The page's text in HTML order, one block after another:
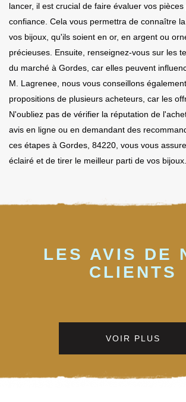
lancer, il est crucial de faire évaluer vos
confiance. Cela vous permettra de connaître
vos bijoux, qu'ils soient en or, en argent ou
précieuses. Ensuite, renseignez-vous sur les
du marché à Gordes, car elles peuvent
M. Lagrenee, nous vous conseillons
propositions de plusieurs acheteurs, car les
N'oubliez pas de vérifier la réputation de
avis en ligne ou en demandant des
ces étapes à Gordes, 84220, vous vous
éclairé et de tirer le meilleur parti de vos bijoux.
LES AVIS DE
CLIENTS
VOIR PLUS